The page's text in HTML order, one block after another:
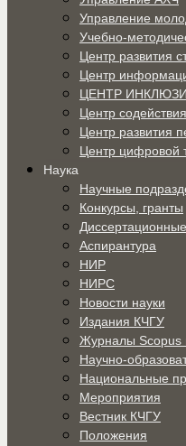
Управление
Учебно-
Центр развития
Центр
ЦЕНТР
Центр
Центр развития
Центр цифровой
Наука
Научные
Конкурсы, гранты
Аспирантура
НИР
НИРС
Новости науки
Издания КЧГУ
Журналы Scopus
Научно-
Национальные
Мероприятия
Вестник КЧГУ
Положения